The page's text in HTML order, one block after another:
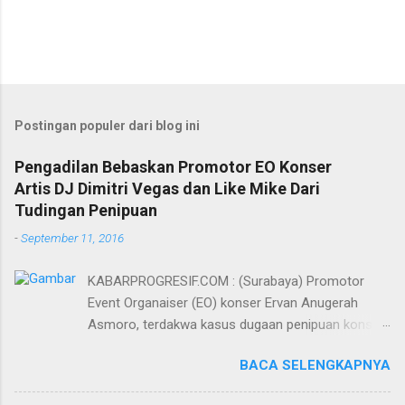
Postingan populer dari blog ini
Pengadilan Bebaskan Promotor EO Konser
Artis DJ Dimitri Vegas dan Like Mike Dari
Tudingan Penipuan
-September 11, 2016
KABARPROGRESIF.COM : (Surabaya) Promotor
Event Organaiser (EO) konser Ervan Anugerah
Asmoro, terdakwa kasus dugaan penipuan konser
dari tuntutan 1,5 tahun penjara yang diajukan Jaksa
Penuntut Umum (JPU) Darwis dari Kejari Surabaya.
BACA SELENGKAPNYA